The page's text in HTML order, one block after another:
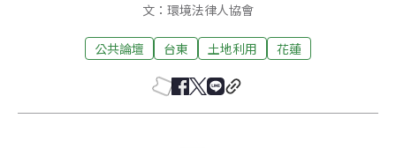
文：環境法律人協會
公共論壇 台東 土地利用 花蓮